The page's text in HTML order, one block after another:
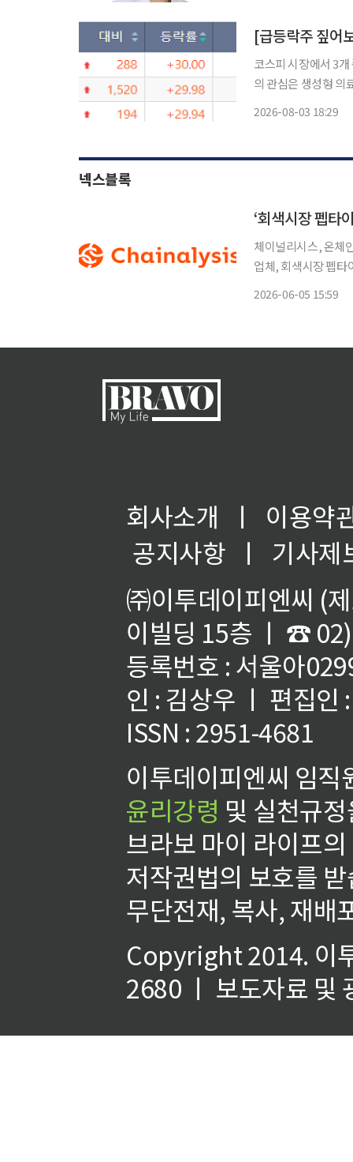
코스피 시장에서 3
의 관심은 생성형 의
2026-08-03 18:29
넥스블록
‘회색시장 펩타
체이널리시스, 온체
업체, 회색시장 펩타
2026-06-05 15:59
회사소개 ㅣ
이용약
공지사항
ㅣ
기사제
㈜이투데이피엔씨 (
이빌딩 15층 ㅣ ☎
등록번호 : 서울아
인 : 김상우 ㅣ 편집인
ISSN : 2951-4681
이투데이피엔씨 임
윤리강령 및 실천규
브라보 마이 라이프
저작권법의 보호를
무단전재, 복사, 재배
Copyright 2014. 이
2680 ㅣ 보도자료